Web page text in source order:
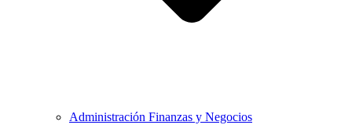
Administración Finanzas y Negocios